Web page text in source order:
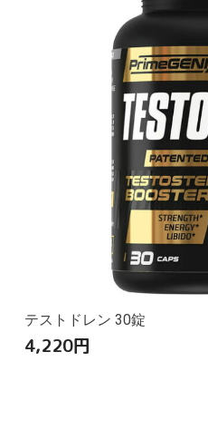
テストドレン 30錠
4,220円